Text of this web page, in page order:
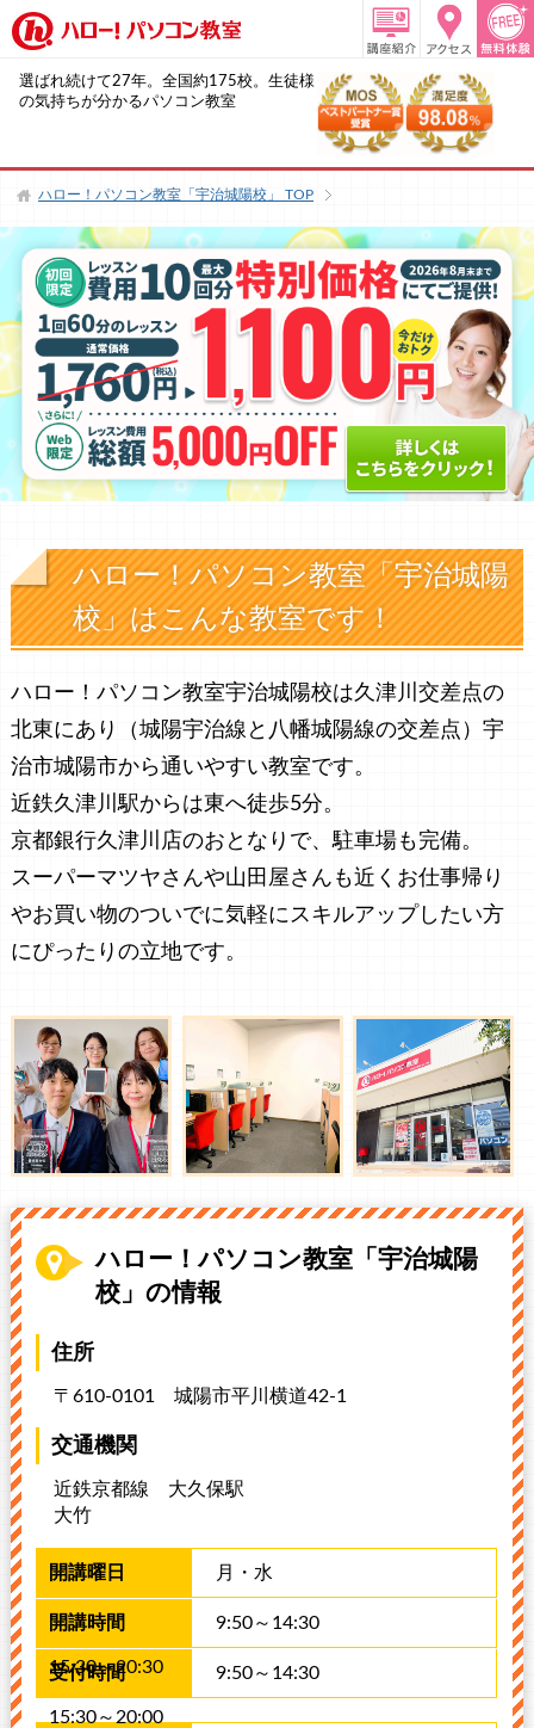
選ばれ続けて27年。全国約175校。生徒様
の気持ちが分かるパソコン教室
ハロー！パソコン教室「宇治城陽校」 TOP
ハロー！パソコン教室「宇治城陽
校」はこんな教室です！
ハロー！パソコン教室宇治城陽校は久津川交差点の
北東にあり（城陽宇治線と八幡城陽線の交差点）宇
治市城陽市から通いやすい教室です。
近鉄久津川駅からは東へ徒歩5分。
京都銀行久津川店のおとなりで、駐車場も完備。
スーパーマツヤさんや山田屋さんも近くお仕事帰り
やお買い物のついでに気軽にスキルアップしたい方
にぴったりの立地です。
ハロー！パソコン教室「宇治城陽
校」の情報
住所
〒610-0101 城陽市平川横道42-1
交通機関
近鉄京都線 大久保駅
大竹
月・水
9:50～14:30
15:30～20:30 9:50～14:30
15:30～20:00